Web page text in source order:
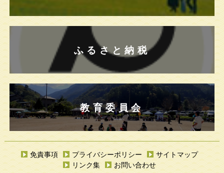
ふるさと納税
教育委員会
免責事項 プライバシーポリシー
サイトマップ
リンク集
お問い合わせ